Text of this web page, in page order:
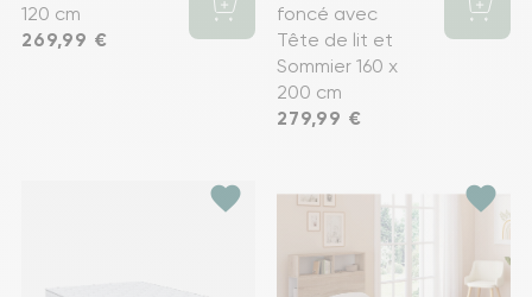
120 cm
Prix
269,99 €
foncé avec
Tête de lit et
Sommier 160 x
200 cm
Prix
279,99 €
favorite favorite